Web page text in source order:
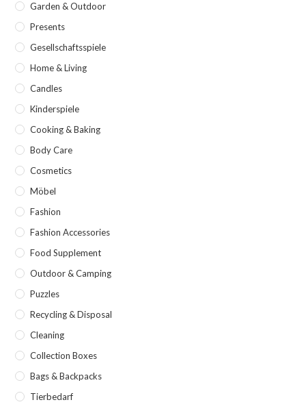
Garden & Outdoor
Presents
Gesellschaftsspiele
Home & Living
Candles
Kinderspiele
Cooking & Baking
Body Care
Cosmetics
Möbel
Fashion
Fashion Accessories
Food Supplement
Outdoor & Camping
Puzzles
Recycling & Disposal
Cleaning
Collection Boxes
Bags & Backpacks
Tierbedarf